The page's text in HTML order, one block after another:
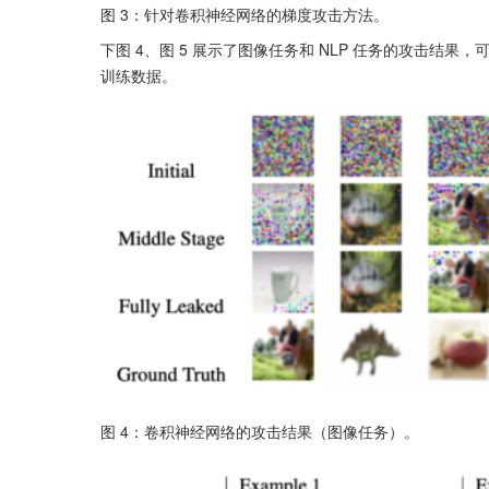
图 3：针对卷积神经网络的梯度攻击方法。
下图 4、图 5 展示了图像任务和 NLP 任务的攻击结果，
训练数据。
图 4：卷积神经网络的攻击结果（图像任务）。